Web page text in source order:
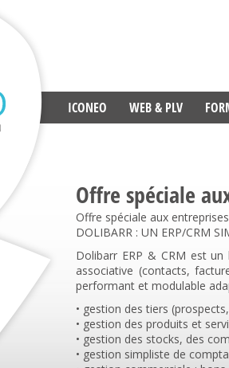
ICONEO WEB & PLV
Offre spéciale
Offre spéciale aux entreprises
DOLIBARR : UN ERP/CRM
Dolibarr ERP & CRM est
associative (contacts,
performant et modulable
• gestion des tiers
• gestion des produits et
• gestion des stocks, des
• gestion simpliste de